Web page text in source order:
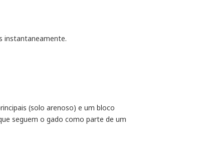
instantaneamente.
(solo arenoso) e um bloco
seguem o gado como parte de um